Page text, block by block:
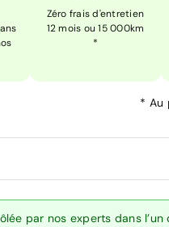
Zéro frais d'entretien
12 mois ou 15 000km
*
* Au
par nos experts dans